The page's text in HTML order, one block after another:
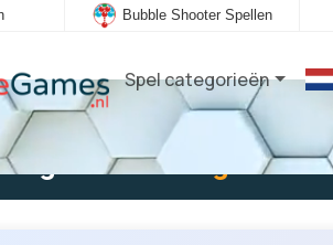
Bubble Shooter Spellen
Spel categorieën
gebruiker: Log inom